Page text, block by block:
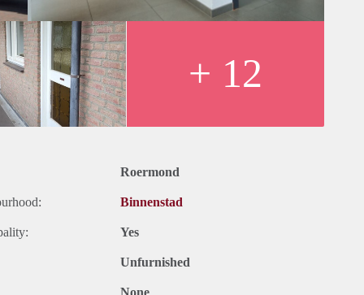
Meer informatie vind je via deze link:
+ 12
Roermond
Binnenstad
Yes
Unfurnished